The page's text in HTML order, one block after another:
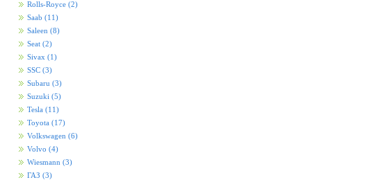
Rolls-Royce (2)
Saab (11)
Saleen (8)
Seat (2)
Sivax (1)
SSC (3)
Subaru (3)
Suzuki (5)
Tesla (11)
Toyota (17)
Volkswagen (6)
Volvo (4)
Wiesmann (3)
ГАЗ (3)